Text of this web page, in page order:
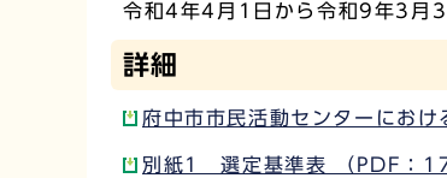
令和4年4月1日から令和9年3月
詳細
府中市市民活動センターにお
別紙1 選定基準表 （PDF：